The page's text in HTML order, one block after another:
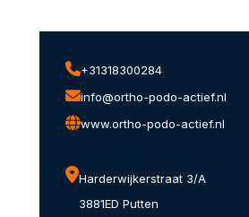
+31318300284
info@ortho-podo-actief.nl
www.ortho-podo-actief.nl
Harderwijkerstraat 3/A
3881ED Putten